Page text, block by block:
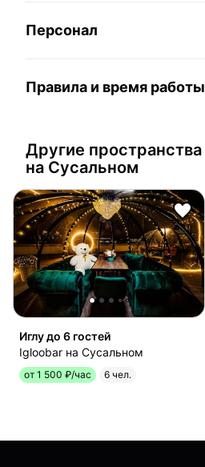
Персонал
Правила и время работы
Другие пространства
на Сусальном
Иглу до 6 гостей
Igloobar на Сусальном
от 1 500 ₽/час 6 чел.